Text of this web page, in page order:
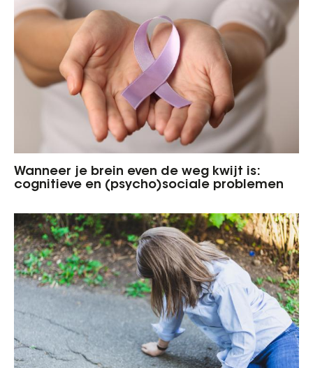
Wanneer je brein even de weg kwijt is:
cognitieve en (psycho)sociale problemen